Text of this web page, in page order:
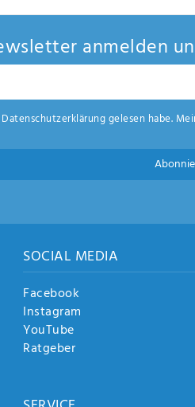
anmelden
Daten­schutz­erklärunggelesen habe.
SOCIAL MEDIA
Facebook
Instagram
YouTube
Ratgeber